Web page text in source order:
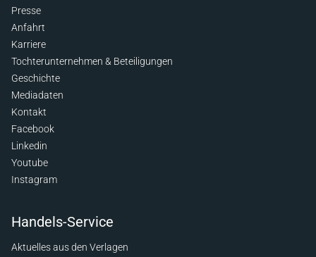
Presse
Anfahrt
Karriere
Tochterunternehmen & Beteiligungen
Geschichte
Mediadaten
Kontakt
Facebook
Linkedin
Youtube
Instagram
Handels-Service
Aktuelles aus den Verlagen